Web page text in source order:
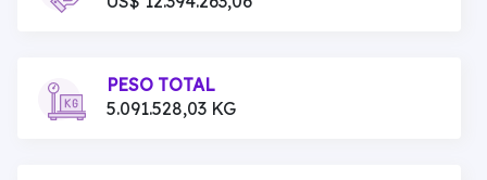
PESO TOTAL
5.091.528,03 KG